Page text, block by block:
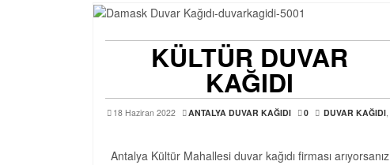
KÜLTÜR DUVAR
KAĞIDI
18 Haziran 2022 ANTALYA DUVAR KAĞIDI 0 DUVAR KAĞIDI,
Antalya Kültür Mahallesi duvar kağıdı firması arıyorsanız